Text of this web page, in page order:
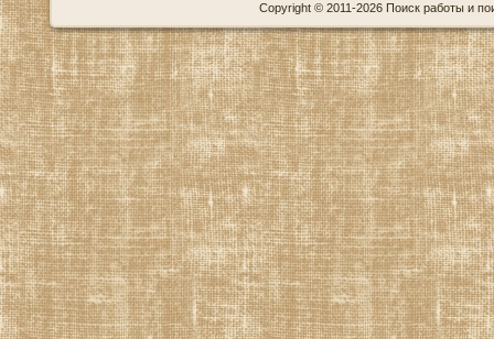
Copyright © 2011-2026 Поиск работы и